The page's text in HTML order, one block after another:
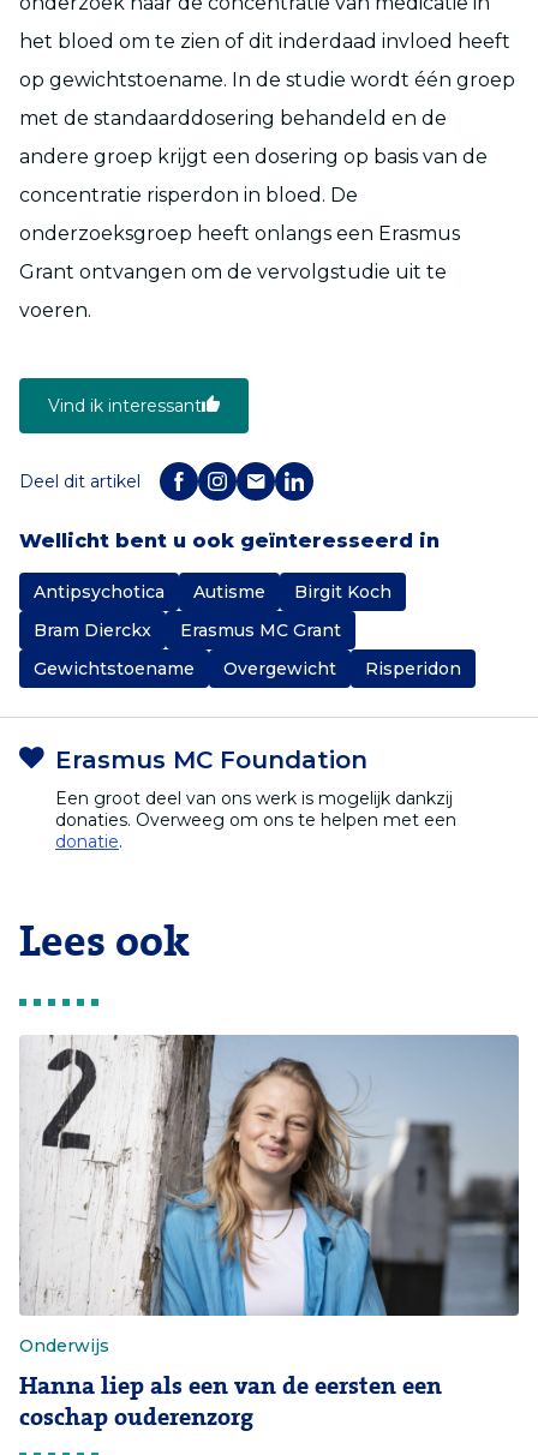
het bloed om te zien of dit inderdaad invloed heeft
op gewichtstoename. In de studie wordt één groep
met de standaarddosering behandeld en de
andere groep krijgt een dosering op basis van de
concentratie risperdon in bloed. De
onderzoeksgroep heeft onlangs een Erasmus
Grant ontvangen om de vervolgstudie uit te
voeren.
Vind ik interessant
Deel dit artikel
Wellicht bent u ook geïnteresseerd in
Antipsychotica Autisme
Birgit Koch
Bram Dierckx
Erasmus MC Grant
Gewichtstoename
Overgewicht Risperidon
Erasmus MC Foundation
Een groot deel van ons werk is mogelijk dankzij
donaties. Overweeg om ons te helpen met een
donatie.
Lees ook
Onderwijs
Hanna liep als een van de eersten een
coschap ouderenzorg